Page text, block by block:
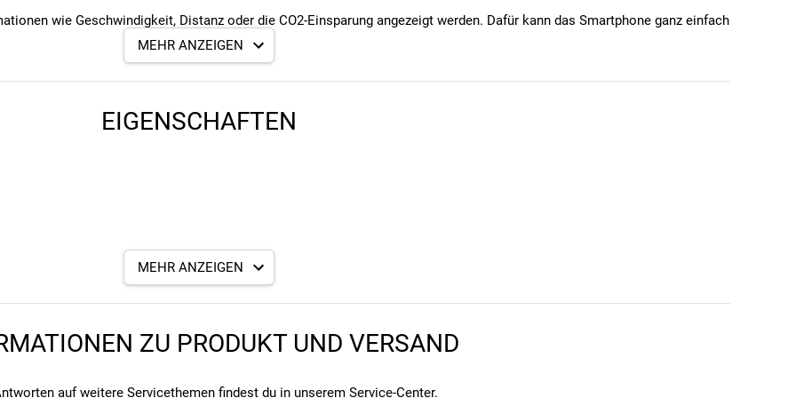
wie Geschwindigkeit, Distanz oder die CO2-Einsparung angezeigt werden. Dafür kann das Smartphone ganz einfach
ist er besonders bei Frauen und Jugendlichen beliebt.
und wird speziell herfür mit den gesetzlichen Vorschriften hergestellt. Das deutsche Modell besitzt eine ABE, eine
MEHR ANZEIGEN
EIGENSCHAFTEN
MEHR ANZEIGEN
ZU PRODUKT UND VERSAND
auf weitere Servicethemen findest du in unserem Service-Center.